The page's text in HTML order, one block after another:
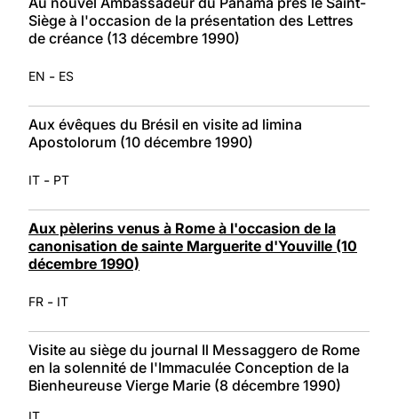
Siège à l'occasion de la présentation des Lettres
de créance (13 décembre 1990)
EN - ES
Aux évêques du Brésil en visite ad limina
Apostolorum (10 décembre 1990)
IT - PT
Aux pèlerins venus à Rome à l'occasion de la
canonisation de sainte Marguerite d'Youville (10
décembre 1990)
FR - IT
Visite au siège du journal Il Messaggero de Rome
en la solennité de l'Immaculée Conception de la
Bienheureuse Vierge Marie (8 décembre 1990)
IT